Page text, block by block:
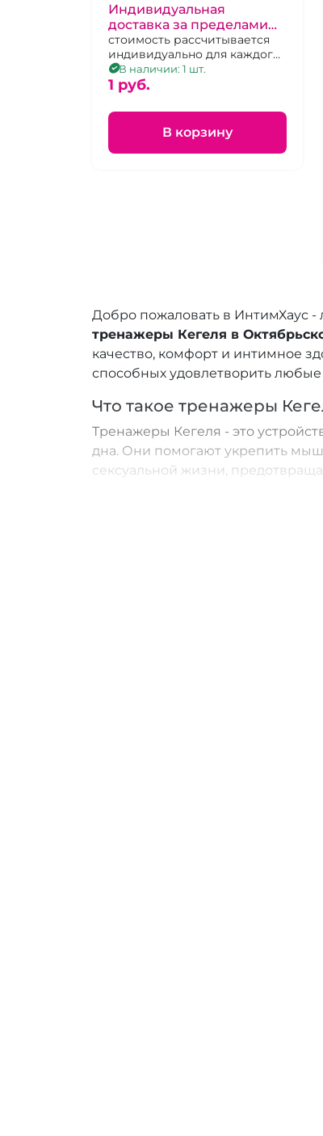
Индивидуальная
доставка за пределами
Российской Федерации
стоимость рассчитывается
индивидуально для каждого
клиента (указанная цена в 1
рубль не является
окончательной)
В наличии: 1 шт.
1 pуб.
В корзину
Добро пожаловать в ИнтимХаус
тренажеры Кегеля в
качество, комфорт и интимное
способных удовлетворить
Что такое тренажеры
Тренажеры Кегеля - это
дна. Они помогают укрепить
сексуальной жизни,